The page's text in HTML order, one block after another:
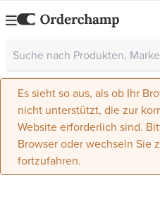
Es sieht so aus, als ob Ihr
nicht unterstützt, die zur
Website erforderlich sind.
Browser oder wechseln Sie
fortzufahren.